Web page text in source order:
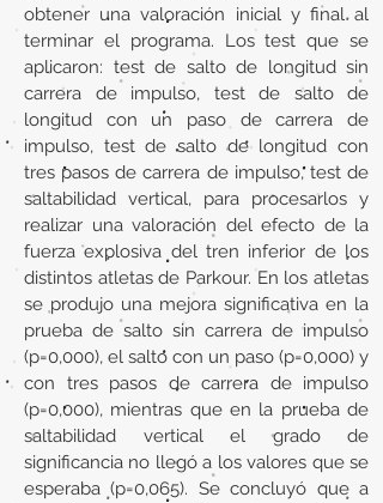
obtener una valoración inicial y final al
terminar el programa. Los test que se
aplicaron: test de salto de longitud sin
carrera de impulso, test de salto de
longitud con un paso de carrera de
impulso, test de salto de longitud con
tres pasos de carrera de impulso, test de
saltabilidad vertical, para procesarlos y
realizar una valoración del efecto de la
fuerza explosiva del tren inferior de los
distintos atletas de Parkour. En los atletas
se produjo una mejora significativa en la
prueba de salto sin carrera de impulso
(p=0,000), el salto con un paso (p=0,000) y
con tres pasos de carrera de impulso
(p=0,000), mientras que en la prueba de
saltabilidad vertical el grado de
significancia no llegó a los valores que se
esperaba (p=0,065). Se concluyó que a